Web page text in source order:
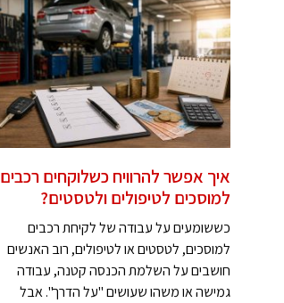
איך אפשר להרוויח כשלוקחים רכבים
למוסכים לטיפולים ולטסטים?
כששומעים על עבודה של לקיחת רכבים
למוסכים, לטסטים או לטיפולים, רוב האנשים
חושבים על השלמת הכנסה קטנה, עבודה
גמישה או משהו שעושים "על הדרך". אבל